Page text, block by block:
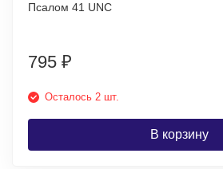
Псалом 41 UNC
795 ₽
Осталось 2 шт.
В корзину